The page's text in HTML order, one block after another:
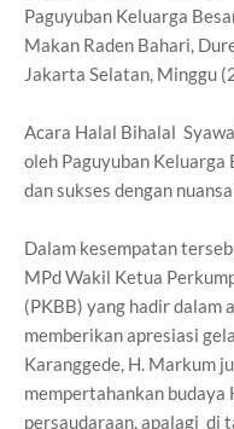
Paguyuban Keluarga
Makan Raden Bahari,
Jakarta Selatan, Minggu
Acara Halal Bihalal
oleh Paguyuban
dan sukses dengan
Dalam kesempatan
MPd Wakil Ketua
(PKBB) yang hadir dalam
memberikan apresiasi
Karanggede, H. Markum
mempertahankan
persaudaraan, apalagi di